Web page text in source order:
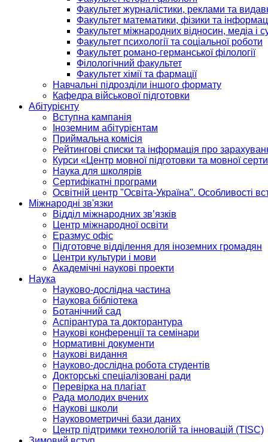
Факультет журналістики, реклами та
Факультет математики, фізики та
Факультет міжнародних відносин, медіа і
Факультет психології та соціальної роботи
Факультет романо-германської філології
Філологічний факультет
Факультет хімії та фармації
Навчальні підрозділи іншого формату
Кафедра військової підготовки
Абітурієнту
Вступна кампанія
Іноземним абітурієнтам
Приймальна комісія
Рейтингові списки та інформація про
Курси «Центр мовної підготовки та мовної
Наука для школярів
Сертифікатні програми
Освітній центр "Освіта-Україна". Особливості
Міжнародні зв'язки
Відділ міжнародних зв’язків
Центр міжнародної освіти
Еразмус офіс
Підготовче відділення для іноземних громадян
Центри культури і мови
Академічні наукові проекти
Наука
Науково-дослідна частина
Наукова бібліотека
Ботанічний сад
Аспірантура та докторантура
Наукові конференції та семінари
Нормативні документи
Наукові видання
Науково-дослідна робота студентів
Докторські спеціалізовані ради
Перевірка на плагіат
Рада молодих вчених
Наукові школи
Науковометричні бази даних
Центр підтримки технологій та інновацій (TISC)